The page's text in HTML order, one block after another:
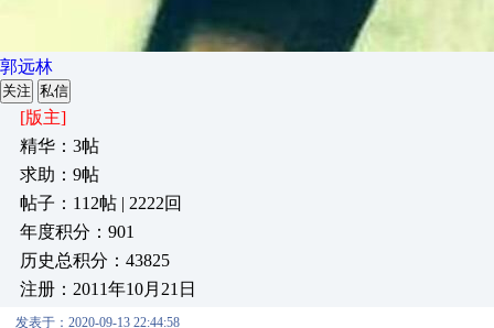
郭远林
关注 私信
[版主]
精华：3帖
求助：9帖
帖子：112帖 | 2222回
年度积分：901
历史总积分：43825
注册：2011年10月21日
发表于：2020-09-13 22:44:58